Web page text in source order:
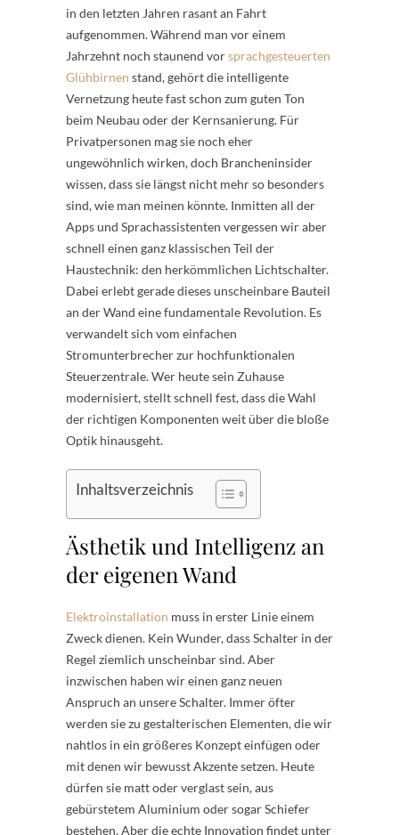
in den letzten Jahren rasant an Fahrt
aufgenommen. Während man vor einem
Jahrzehnt noch staunend vorsprachgesteuerten
Glühbirnen stand, gehört die intelligente
Vernetzung heute fast schon zum guten Ton
beim Neubau oder der Kernsanierung. Für
Privatpersonen mag sie noch eher
ungewöhnlich wirken, doch Brancheninsider
wissen, dass sie längst nicht mehr so besonders
sind, wie man meinen könnte. Inmitten all der
Apps und Sprachassistenten vergessen wir aber
schnell einen ganz klassischen Teil der
Haustechnik: den herkömmlichen Lichtschalter.
Dabei erlebt gerade dieses unscheinbare Bauteil
an der Wand eine fundamentale Revolution. Es
verwandelt sich vom einfachen
Stromunterbrecher zur hochfunktionalen
Steuerzentrale. Wer heute sein Zuhause
modernisiert, stellt schnell fest, dass die Wahl
der richtigen Komponenten weit über die bloße
Optik hinausgeht.
Inhaltsverzeichnis
Ästhetik und Intelligenz an
der eigenen Wand
Elektroinstallation muss in erster Linie einem
Zweck dienen. Kein Wunder, dass Schalter in der
Regel ziemlich unscheinbar sind. Aber
inzwischen haben wir einen ganz neuen
Anspruch an unsere Schalter. Immer öfter
werden sie zu gestalterischen Elementen, die wir
nahtlos in ein größeres Konzept einfügen oder
mit denen wir bewusst Akzente setzen. Heute
dürfen sie matt oder verglast sein, aus
gebürstetem Aluminium oder sogar Schiefer
bestehen. Aber die echte Innovation findet unter